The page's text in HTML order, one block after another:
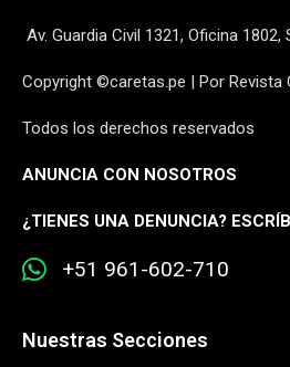
Av. Guardia Civil 1321, Oficina
Copyright ©caretas.pe | Por Revista
Todos los derechos reservados
ANUNCIA CON NOSOTROS
¿TIENES UNA DENUNCIA?
+51 961-602-710
Nuestras Secciones